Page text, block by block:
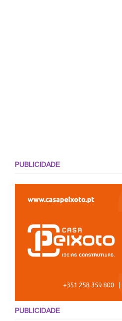
PUBLICIDADE
PUBLICIDADE